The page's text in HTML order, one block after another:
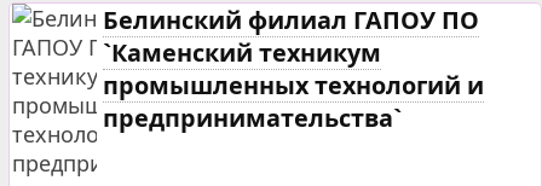
Белинский филиал ГАПОУ ПО
`Каменский техникум
промышленных технологий и
предпринимательства`